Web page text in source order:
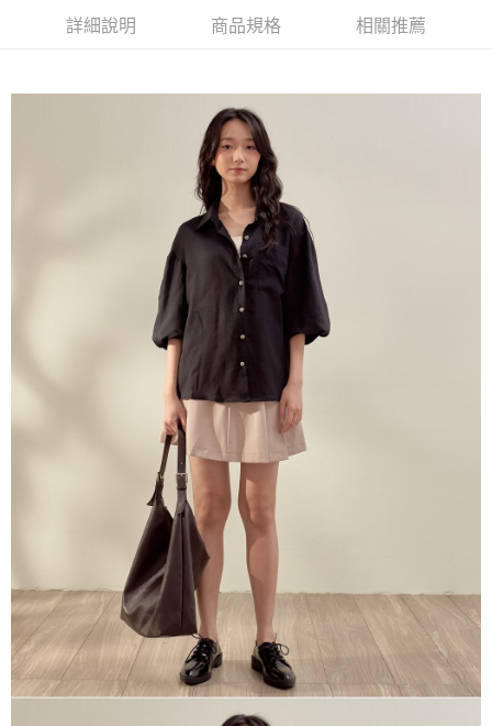
相關說明
２．便利：只要手機號碼，簡訊認證，即可結帳。
３．安心：先確認商品／服務後，再付款。
【「AFTEE先享後付」結帳流程】
１．於結帳方式選擇「AFTEE先享後付」後，將跳轉至「AFTEE先享後付」
結帳頁面，進行簡訊認證並確認金額後，即可完成結帳。
２．訂單成立數日內，您將收到繳費通知簡訊。
３．收到繳費通知簡訊後14天內，點擊此簡訊中的連結，可透過四大超商／
ATM／網路銀行／等多元方式進行付款，方視為交易完成。
※ 請注意：結帳手續完成當下不需立刻繳費，但若您需要取消訂單，請聯絡
購買商品的店家。未經商家同意取消之訂單仍視為有效，需透過AFTEE先享
※ 交易是否成功請以「AFTEE先享後付 」之結帳頁面顯示為準，若有關於
是否繳費成功／繳費後需取消欲退款等相關疑問，請聯繫「AFTEE先享後付
https://netprotections.freshdesk.com/support/home
１．透過由恩沛科技股份有限公司提供之「AFTEE先享後付」服務完成之交
易，需依本服務之必要範圍內提供個人資料，並將交易相關給付款項請求債
權轉讓予恩沛科技股份有限公司。
２．關於個人資料處理事宜，請瀏覽以下網址：
https://aftee.tw/terms/#terms3
３．未成年的使用者請事先徵得法定代理人或監護人之同意方可使用
「AFTEE先享後付」，若未經同意申辦者引起之損失，本公司不負相關責
任。
４．使用「AFTEE先享後付」時，將依據個別帳號之用戶狀況，依本公司即
時審查核予不同之上限額度；若仍有額度不足之情形，本公司將視審查結果
請求用戶進行身份認證。
５．嚴禁一人註冊多個帳號或使用他人資訊註冊。若發現惡意使用之情形，
恩沛科技股份有限公司將有權停止該用戶之使用額度並採取法律行動。
每筆NT$80，滿NT$1,200(含以上)免運費
每筆NT$80，滿NT$1,200(含以上)免運費
每筆NT$80，滿NT$1,200(含以上)免運費
詳細說明 商品規格 相關推薦